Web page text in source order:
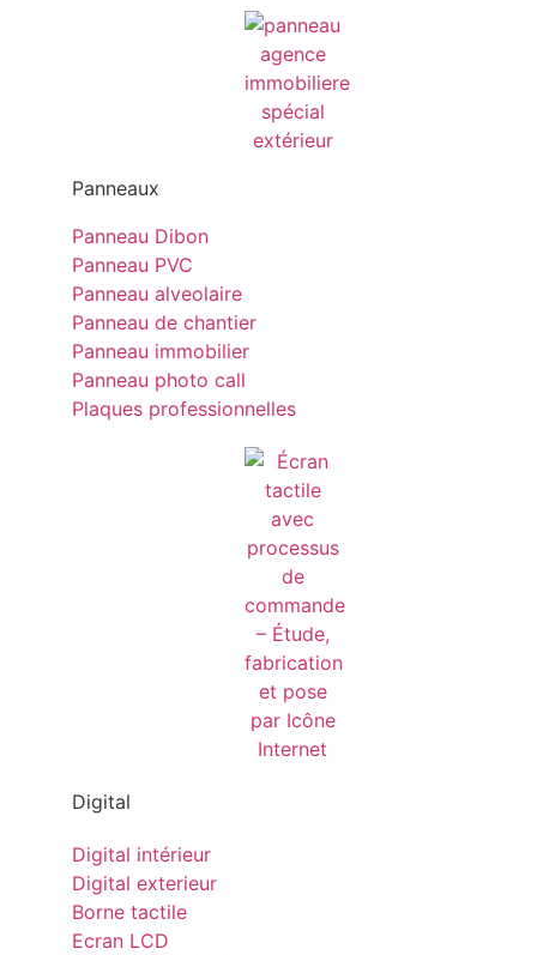
Panneaux
Panneau Dibon
Panneau PVC
Panneau alveolaire
Panneau de chantier
Panneau immobilier
Panneau photo call
Plaques professionnelles
Digital
Digital intérieur
Digital exterieur
Borne tactile
Ecran LCD